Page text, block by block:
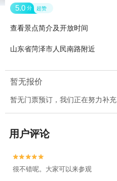
5.0 分 超赞
查看景点简介及开放时间
山东省菏泽市人民南路附近
暂无报价
暂无门票预订，我们正在努力补充
用户评论


很不错呢。大家可以来参观